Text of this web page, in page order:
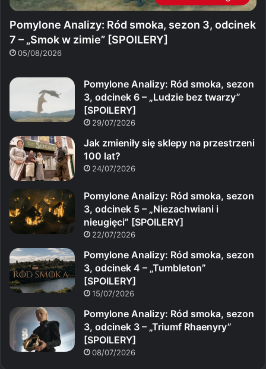
Pomylone Analizy: Ród smoka, sezon 3, odcinek
7 – „Smok w zimie” [SPOILERY]
05/08/2026
Pomylone Analizy: Ród smoka, sezon
3, odcinek 6 – „Ludzie bez twarzy”
[SPOILERY]
29/07/2026
Jak zmieniły się sklepy na przestrzeni
100 lat?
24/07/2026
Pomylone Analizy: Ród smoka, sezon
3, odcinek 5 – „Niezachwiani i
nieugięci” [SPOILERY]
22/07/2026
Pomylone Analizy: Ród smoka, sezon
3, odcinek 4 – „Tumbleton”
[SPOILERY]
15/07/2026
Pomylone Analizy: Ród smoka, sezon
3, odcinek 3 – „Triumf Rhaenyry”
[SPOILERY]
08/07/2026